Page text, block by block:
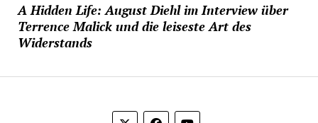
A Hidden Life: August Diehl im Interview über
Terrence Malick und die leiseste Art des
Widerstands